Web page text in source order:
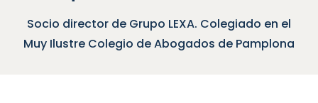
Socio director de Grupo LEXA. Colegiado en el
Muy Ilustre Colegio de Abogados de Pamplona